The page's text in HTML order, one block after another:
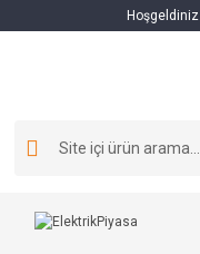
Hoşgeldiniz